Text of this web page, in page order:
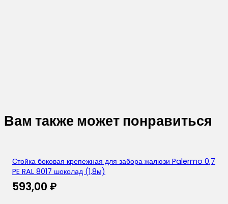
Вам также может понравиться
Стойка боковая крепежная для забора жалюзи Palermo 0,7
PE RAL 8017 шоколад (1,8м)
593,00 ₽